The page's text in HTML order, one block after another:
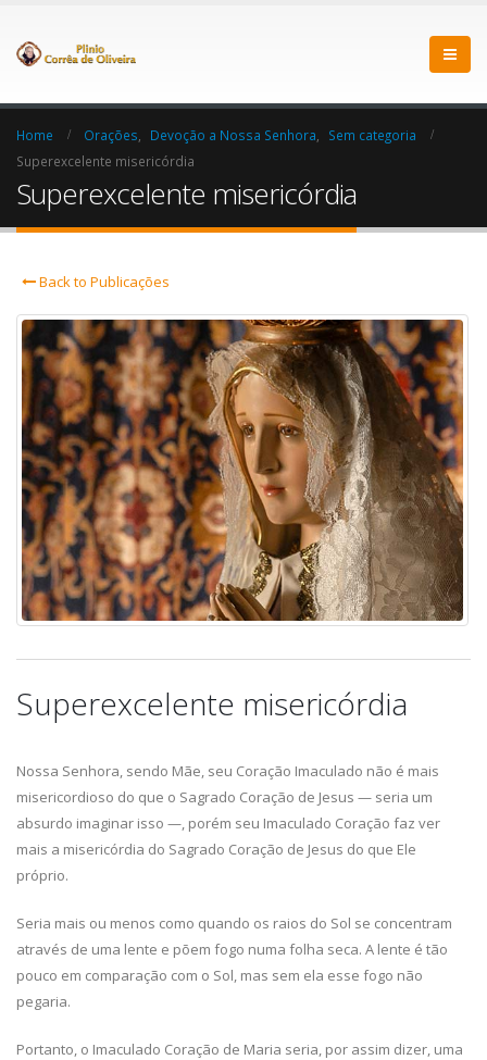
Home Orações Devoção a Nossa Senhora
Sem categoria
Superexcelente misericórdia
Superexcelente misericórdia
Back to Publicações
Superexcelente misericórdia
Nossa Senhora, sendo Mãe, seu Coração Imaculado não é mais
misericordioso do que o Sagrado Coração de Jesus — seria um
absurdo imaginar isso —, porém seu Imaculado Coração faz ver
mais a misericórdia do Sagrado Coração de Jesus do que Ele
próprio.
Seria mais ou menos como quando os raios do Sol se concentram
através de uma lente e põem fogo numa folha seca. A lente é tão
pouco em comparação com o Sol, mas sem ela esse fogo não
pegaria.
Portanto, o Imaculado Coração de Maria seria, por assim dizer, uma